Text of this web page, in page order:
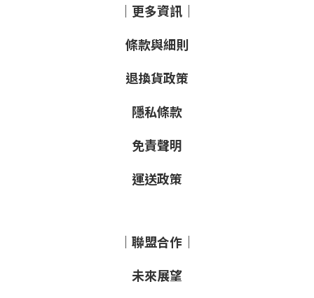
｜更多資訊｜
條款與細則
退換貨政策
隱私條款
免責聲明
運送政策
｜聯盟合作｜
未來展望